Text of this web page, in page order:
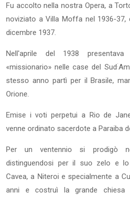
Fu accolto nella nostra Opera, a
noviziato a Villa Moffa nel 1936-
dicembre 1937.
Nell'aprile del 1938
«missionario» nelle case del Sud:
stesso anno partì per il Brasile,
Orione.
Emise i voti perpetui a Rio de
venne ordinato sacerdote a Paraiba
Per un ventennio si prodigò
distinguendosi per il suo zelo e
Cavea, a Niteroi e specialmente a
anni e costruì la grande chiesa